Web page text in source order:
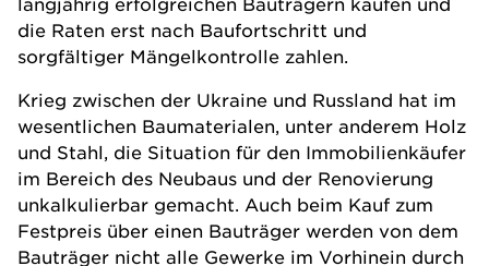
die Raten erst nach Baufortschritt und
sorgfältiger Mängelkontrolle zahlen.
Krieg zwischen der Ukraine und Russland hat im
wesentlichen Baumaterialen, unter anderem Holz
und Stahl, die Situation für den Immobilienkäufer
im Bereich des Neubaus und der Renovierung
unkalkulierbar gemacht. Auch beim Kauf zum
Festpreis über einen Bauträger werden von dem
Bauträger nicht alle Gewerke im Vorhinein durch